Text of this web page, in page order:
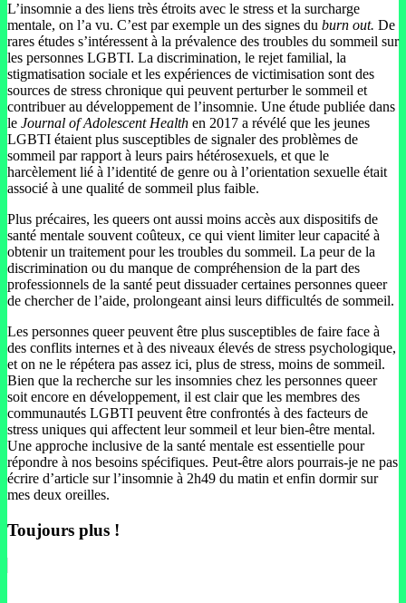
L’insomnie a des liens très étroits avec le stress et la surcharge
mentale, on l’a vu. C’est par exemple un des signes du burn out. De
rares études s’intéressent à la prévalence des troubles du sommeil sur
les personnes LGBTI. La discrimination, le rejet familial, la
stigmatisation sociale et les expériences de victimisation sont des
sources de stress chronique qui peuvent perturber le sommeil et
contribuer au développement de l’insomnie. Une étude publiée dans
le Journal of Adolescent Health en 2017 a révélé que les jeunes
LGBTI étaient plus susceptibles de signaler des problèmes de
sommeil par rapport à leurs pairs hétérosexuels, et que le
harcèlement lié à l’identité de genre ou à l’orientation sexuelle était
associé à une qualité de sommeil plus faible.
Plus précaires, les queers ont aussi moins accès aux dispositifs de
santé mentale souvent coûteux, ce qui vient limiter leur capacité à
obtenir un traitement pour les troubles du sommeil. La peur de la
discrimination ou du manque de compréhension de la part des
professionnels de la santé peut dissuader certaines personnes queer
de chercher de l’aide, prolongeant ainsi leurs difficultés de sommeil.
Les personnes queer peuvent être plus susceptibles de faire face à
des conflits internes et à des niveaux élevés de stress psychologique,
et on ne le répétera pas assez ici, plus de stress, moins de sommeil.
Bien que la recherche sur les insomnies chez les personnes queer
soit encore en développement, il est clair que les membres des
communautés LGBTI peuvent être confrontés à des facteurs de
stress uniques qui affectent leur sommeil et leur bien-être mental.
Une approche inclusive de la santé mentale est essentielle pour
répondre à nos besoins spécifiques. Peut-être alors pourrais-je ne pas
écrire d’article sur l’insomnie à 2h49 du matin et enfin dormir sur
mes deux oreilles.
Toujours plus !